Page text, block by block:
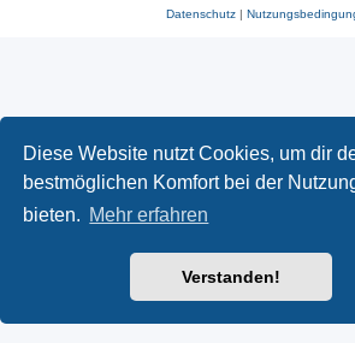
Diese Website nutzt Cookies, um dir
bestmöglichen Komfort bei der
bieten. Mehr erfahren
Verstanden!
Datenschutz|